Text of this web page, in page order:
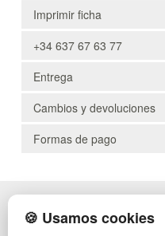
Imprimir ficha
+34 637 67 63 77
Entrega
Cambios y devoluciones
Formas de pago
POLÍTICA DE PRIVACIDAD
CONDICIONES DE USO
🍪 Usamos cookies